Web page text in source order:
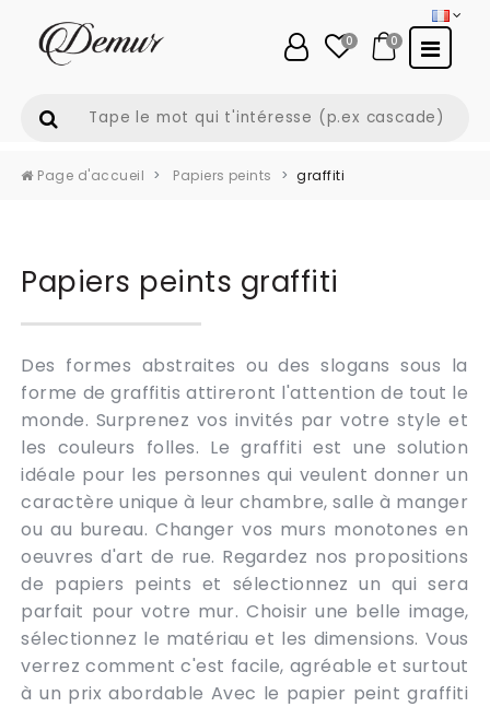
0 0
Page d'accueil Papiers peints graffiti
Papiers peints graffiti
Des formes abstraites ou des slogans sous la
forme de graffitis attireront l'attention de tout le
monde. Surprenez vos invités par votre style et
les couleurs folles. Le graffiti est une solution
idéale pour les personnes qui veulent donner un
caractère unique à leur chambre, salle à manger
ou au bureau. Changer vos murs monotones en
oeuvres d'art de rue. Regardez nos propositions
de papiers peints et sélectionnez un qui sera
parfait pour votre mur. Choisir une belle image,
sélectionnez le matériau et les dimensions. Vous
verrez comment c'est facile, agréable et surtout
à un prix abordable Avec le papier peint graffiti